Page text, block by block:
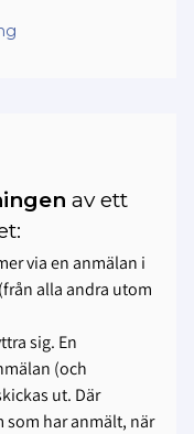
av ett
via en anmälan i
alla andra utom
sig. En
(och
ut. Där
som har anmält, när